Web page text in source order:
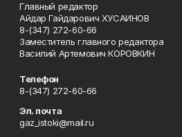
Главный редактор
Айдар Гайдарович ХУСАИНОВ
8-(347) 272-60-66
Заместитель главного редактора
Василий Артемович КОРОВКИН
Телефон
8-(347) 272-60-66
Эл. почта
gaz_istoki@mail.ru